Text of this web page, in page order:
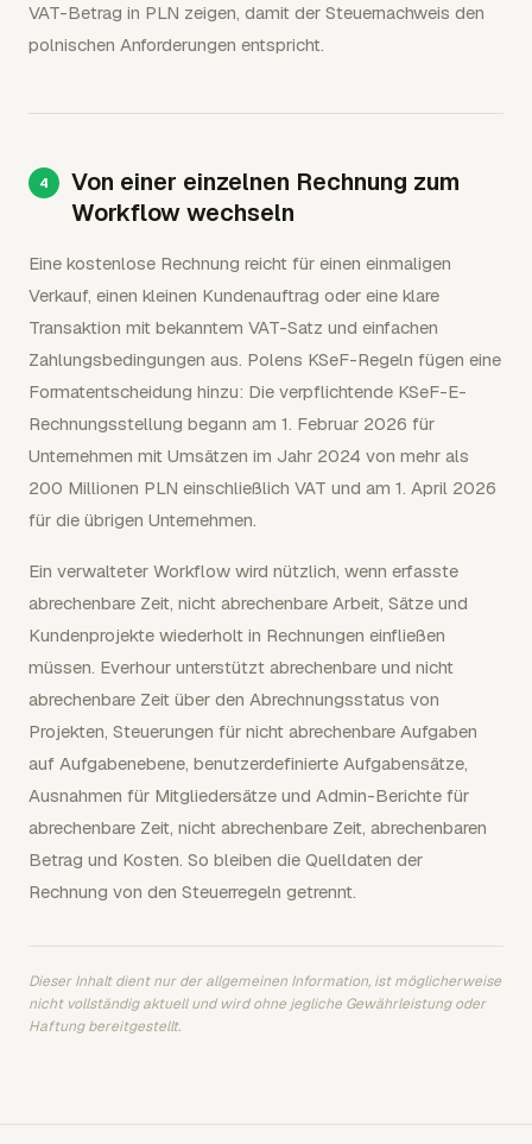
VAT-Betrag in PLN zeigen, damit der Steuernachweis den
polnischen Anforderungen entspricht.
Von einer einzelnen Rechnung zum
Workflow wechseln
Eine kostenlose Rechnung reicht für einen einmaligen
Verkauf, einen kleinen Kundenauftrag oder eine klare
Transaktion mit bekanntem VAT-Satz und einfachen
Zahlungsbedingungen aus. Polens KSeF-Regeln fügen eine
Formatentscheidung hinzu: Die verpflichtende KSeF-E-
Rechnungsstellung begann am 1. Februar 2026 für
Unternehmen mit Umsätzen im Jahr 2024 von mehr als
200 Millionen PLN einschließlich VAT und am 1. April 2026
für die übrigen Unternehmen.
Ein verwalteter Workflow wird nützlich, wenn erfasste
abrechenbare Zeit, nicht abrechenbare Arbeit, Sätze und
Kundenprojekte wiederholt in Rechnungen einfließen
müssen. Everhour unterstützt abrechenbare und nicht
abrechenbare Zeit über den Abrechnungsstatus von
Projekten, Steuerungen für nicht abrechenbare Aufgaben
auf Aufgabenebene, benutzerdefinierte Aufgabensätze,
Ausnahmen für Mitgliedersätze und Admin-Berichte für
abrechenbare Zeit, nicht abrechenbare Zeit, abrechenbaren
Betrag und Kosten. So bleiben die Quelldaten der
Rechnung von den Steuerregeln getrennt.
Dieser Inhalt dient nur der allgemeinen Information, ist möglicherweise
nicht vollständig aktuell und wird ohne jegliche Gewährleistung oder
Haftung bereitgestellt.